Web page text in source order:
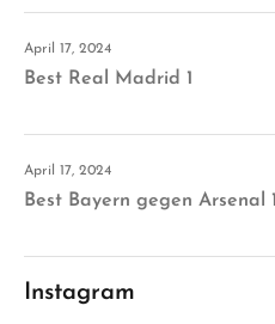
April 17, 2024
Best Real Madrid 1
April 17, 2024
Best Bayern gegen Arsenal 1
Instagram